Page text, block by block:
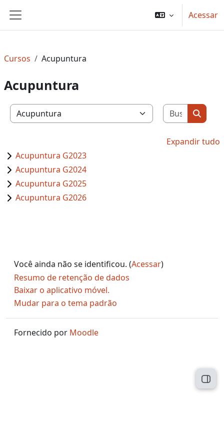
Painel lateral
Acessar
Cursos Acupuntura
Acupuntura
Categorias de Cursos
Buscar
Expandir tudo
Acupuntura G2023
Acupuntura G2024
Acupuntura G2025
Acupuntura G2026
Você ainda não se identificou. (Acessar)
Resumo de retenção de dados
Baixar o aplicativo móvel.
Mudar para o tema padrão
Fornecido por Moodle